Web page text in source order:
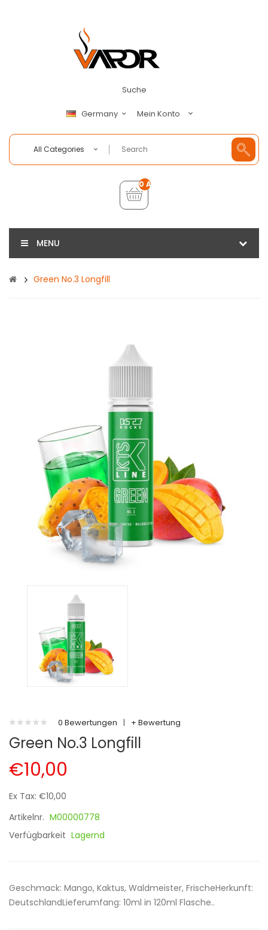
Suche
Germany Mein Konto
All Categories
0 Artikel - €0,00
MENU
Green No.3 Longfill
0 Bewertungen | + Bewertung
Green No.3 Longfill
€10,00
Ex Tax: €10,00
Artikelnr. M00000778
Verfügbarkeit Lagernd
Geschmack: Mango, Kaktus, Waldmeister, FrischeHerkunft:
DeutschlandLieferumfang: 10ml in 120ml Flasche..